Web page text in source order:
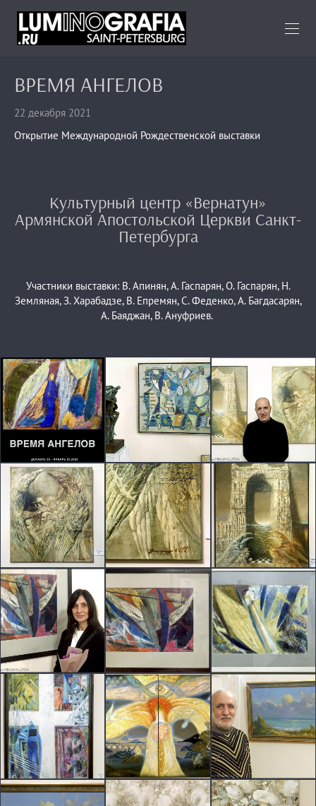
ВРЕМЯ АНГЕЛОВ
22 декабря 2021
Открытие Международной Рождественской выставки
Культурный центр «Вернатун»
Армянской Апостольской Церкви Санкт-
Петербурга
Участники выставки: В. Апинян, А. Гаспарян, О. Гаспарян, Н.
Земляная, З. Харабадзе, В. Епремян, С. Феденко, А. Багдасарян,
А. Баяджан, В. Ануфриев.